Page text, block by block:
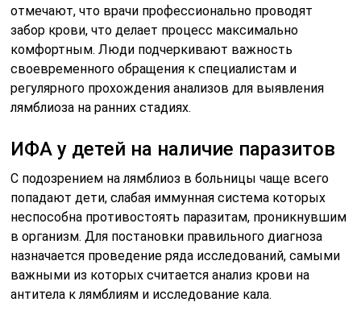
отмечают, что врачи профессионально проводят
забор крови, что делает процесс максимально
комфортным. Люди подчеркивают важность
своевременного обращения к специалистам и
регулярного прохождения анализов для выявления
лямблиоза на ранних стадиях.
ИФА у детей на наличие паразитов
С подозрением на лямблиоз в больницы чаще всего
попадают дети, слабая иммунная система которых
неспособна противостоять паразитам, проникнувшим
в организм. Для постановки правильного диагноза
назначается проведение ряда исследований, самыми
важными из которых считается анализ крови на
антитела к лямблиям и исследование кала.